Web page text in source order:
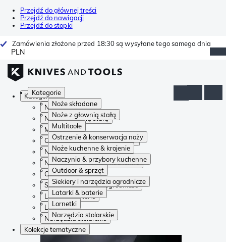
Przejdź do głównej treści
Przejdź do nawigacji
Przejdź do stopki
Zamówienia złożone przed 18:30 są wysyłane tego samego dnia
PLN
Kategorie
Noże składane
Noże z głownią stałą
Multitoole
Ostrzenie & konserwacja noży
Noże kuchenne & krojenie
Naczynia & przybory kuchenne
Outdoor & sprzęt
Siekiery i narzędzia ogrodnicze
Latarki & baterie
Lornetki
Narzędzia stolarskie
Kategorie
Noże składane
Noże z głownią stałą
Multitoole
Ostrzenie & konserwacja noży
Noże kuchenne & krojenie
Naczynia & przybory kuchenne
Outdoor & sprzęt
Siekiery i narzędzia ogrodnicze
Latarki & baterie
Lornetki
Narzędzia stolarskie
Kolekcje tematyczne